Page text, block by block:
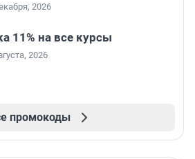
2026
11% на все курсы
2026
промокоды